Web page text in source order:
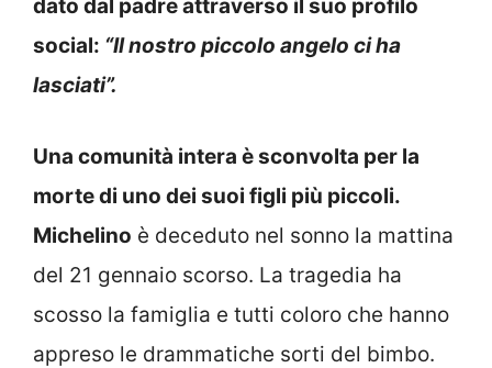
dato dal padre attraverso il suo profilo
social: “Il nostro piccolo angelo ci ha
lasciati”.
Una comunità intera è sconvolta per la
morte di uno dei suoi figli più piccoli.
Michelino è deceduto nel sonno la mattina
del 21 gennaio scorso. La tragedia ha
scosso la famiglia e tutti coloro che hanno
appreso le drammatiche sorti del bimbo.